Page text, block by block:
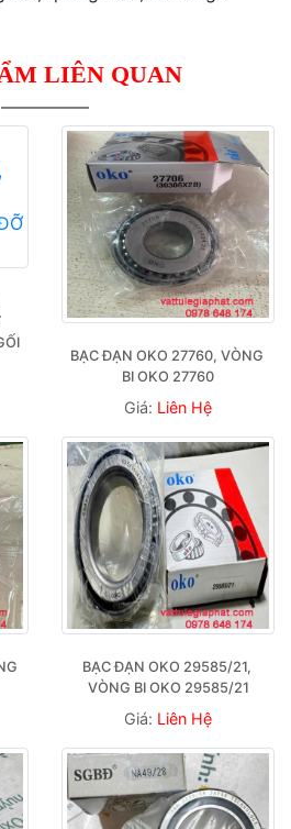
LIÊN QUAN
BẠC ĐẠN OKO 27760, VÒNG
BI OKO 27760
Giá: Liên Hệ
BẠC ĐẠN OKO 29585/21,
VÒNG BI OKO 29585/21
Giá: Liên Hệ